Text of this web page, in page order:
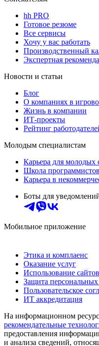
hh PRO
Готовое резюме
Все сервисы
Хочу у вас работать
Производственный
Экспертная
Новости и статьи
Блог
О компаниях в
Жизнь в компании
ИТ-проекты
Рейтинг
Молодым специалистам
Карьера для молодых
Школа программистов
Карьера в
Боты для
Мобильное приложение
Этика и комплаенс
Оказание услуг
Использование сайтов
Защита
Пользовательское
ИТ аккредитация
На информационном
рекомендательные
предоставления
и анализа сведений,